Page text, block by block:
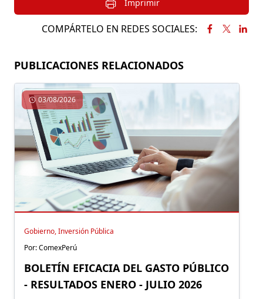
Imprimir
COMPÁRTELO EN REDES SOCIALES:
PUBLICACIONES RELACIONADOS
03/08/2026
Gobierno, Inversión Pública
Por: ComexPerú
BOLETÍN EFICACIA DEL GASTO PÚBLICO
- RESULTADOS ENERO - JULIO 2026